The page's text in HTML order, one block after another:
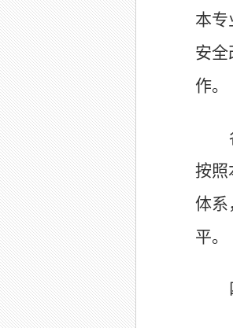
本专
安全
作。
按照
体系
平。